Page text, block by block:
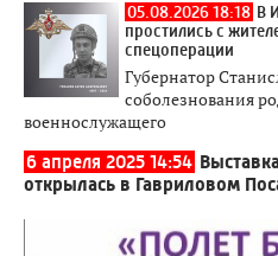
05.08.2026 18:18 В
простились с
спецоперации
Губернатор
соболезнования
военнослужащего
6 апреля 2025 14:54
открылась в Гавриловом